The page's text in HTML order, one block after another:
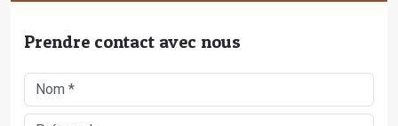
Prendre contact avec nous